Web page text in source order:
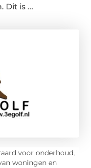
Dit is ...
voor onderhoud,
woningen en